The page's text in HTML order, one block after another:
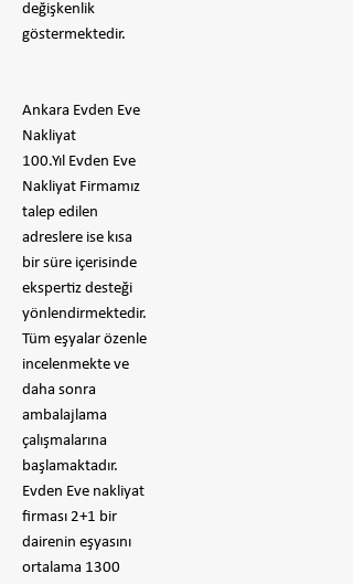
değişkenlik
göstermektedir.
Ankara Evden Eve
Nakliyat
100.Yıl Evden Eve
Nakliyat Firmamız
talep edilen
adreslere ise kısa
bir süre içerisinde
ekspertiz desteği
yönlendirmektedir.
Tüm eşyalar özenle
incelenmekte ve
daha sonra
ambalajlama
çalışmalarına
başlamaktadır.
Evden Eve nakliyat
firması 2+1 bir
dairenin eşyasını
ortalama 1300